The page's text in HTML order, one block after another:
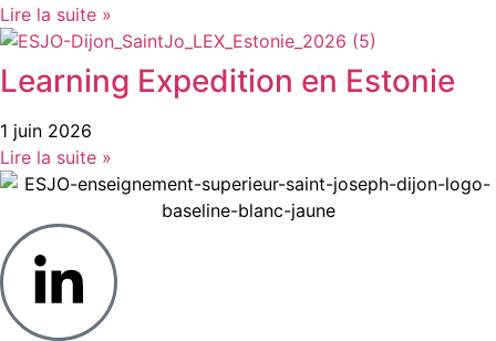
Lire la suite »
Learning Expedition en Estonie
1 juin 2026
Lire la suite »